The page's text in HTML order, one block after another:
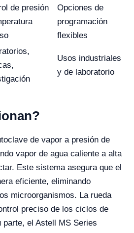
de presión
Opciones de
programación
flexibles
Usos industriales
y de laboratorio
de vapor a presión de
vapor de agua caliente a alta
Este sistema asegura que el
eficiente, eliminando
microorganismos. La rueda
preciso de los ciclos de
el Astell MS Series